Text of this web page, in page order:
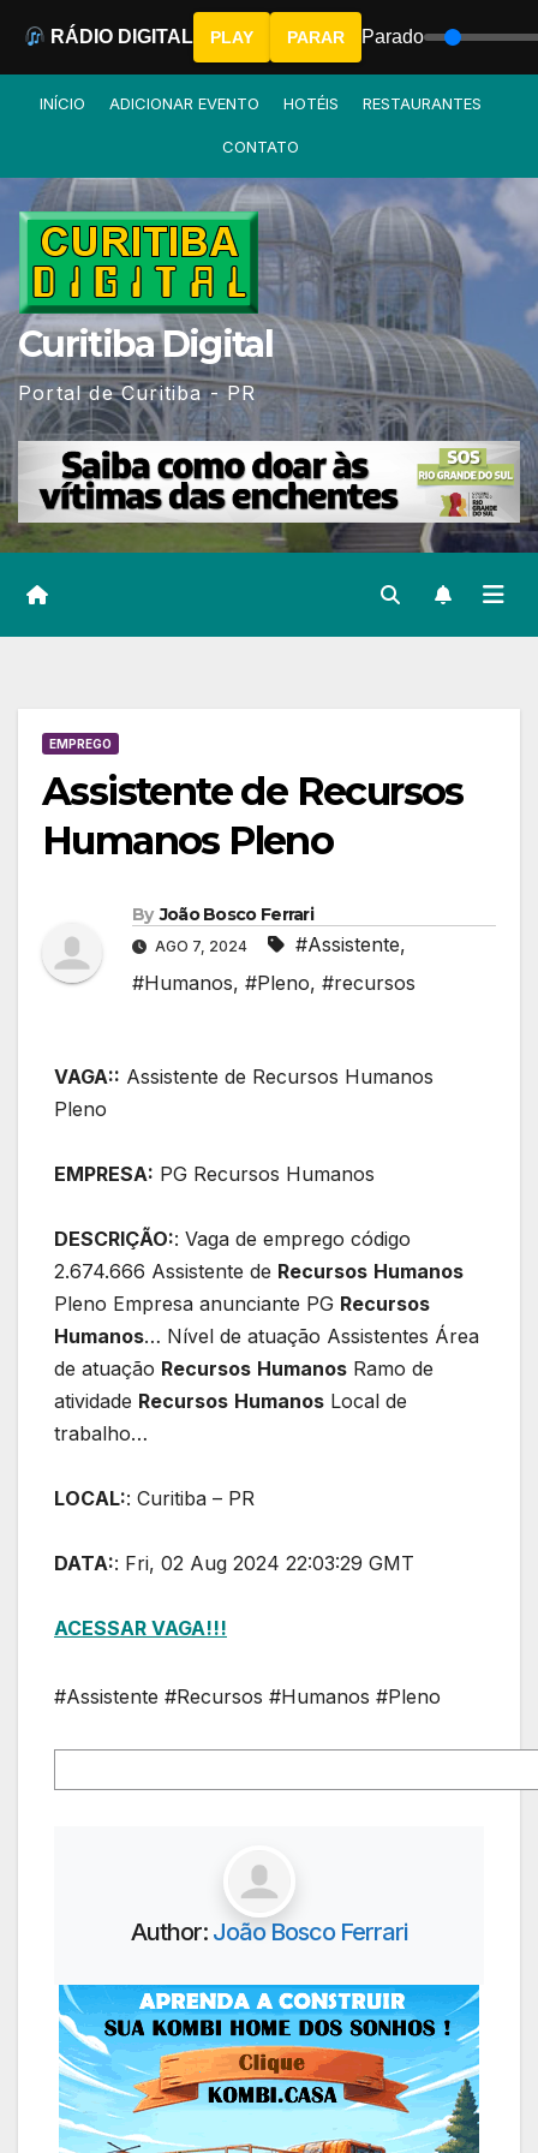
INÍCIO ADICIONAR EVENTO HOTÉIS RESTAURANTES
CONTATO
Curitiba Digital
Portal de Curitiba - PR
EMPREGO
Assistente de Recursos
Humanos Pleno
By João Bosco Ferrari
AGO 7, 2024 #Assistente,
#Humanos, #Pleno, #recursos
VAGA:: Assistente de Recursos Humanos
Pleno
EMPRESA: PG Recursos Humanos
DESCRIÇÃO:: Vaga de emprego código
2.674.666 Assistente de Recursos Humanos
Pleno Empresa anunciante PG Recursos
Humanos… Nível de atuação Assistentes Área
de atuação Recursos Humanos Ramo de
atividade Recursos Humanos Local de
trabalho…
LOCAL:: Curitiba – PR
DATA:: Fri, 02 Aug 2024 22:03:29 GMT
ACESSAR VAGA!!!
#Assistente #Recursos #Humanos #Pleno
Author: João Bosco Ferrari
RÁDIO DIGITAL PLAY PARAR Parado